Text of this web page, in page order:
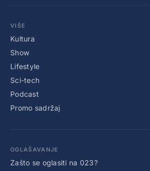
VIŠE
Kultura
Show
Lifestyle
Sci-tech
Podcast
Promo sadržaj
OGLAŠAVANJE
Zašto se oglasiti na 023?